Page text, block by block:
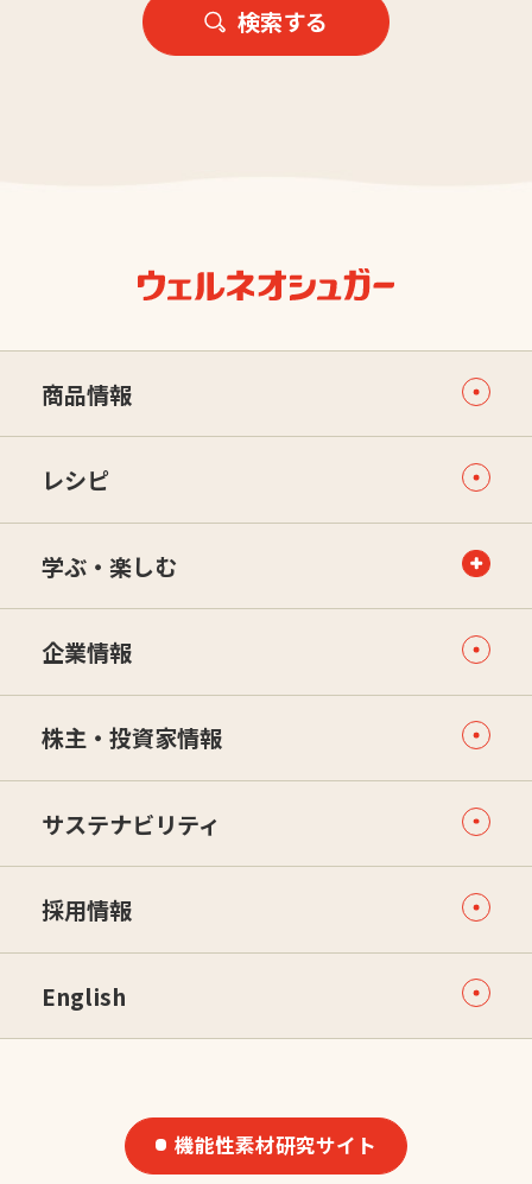
検索する
商品情報
レシピ
学ぶ・楽しむ
企業情報
株主・投資家情報
サステナビリティ
採用情報
English
機能性素材研究サイト